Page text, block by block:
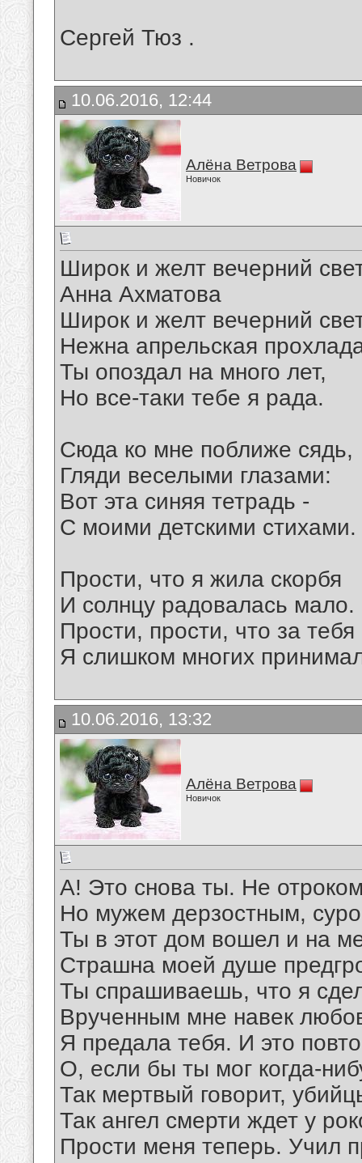
Сергей Тюз .
10.06.2016, 12:44
Алёна Ветрова
Новичок
Широк и желт вечерний
Анна Ахматова
Широк и желт вечерний
Нежна апрельская
Ты опоздал на много лет,
Но все-таки тебе я рада.
Сюда ко мне поближе сядь,
Гляди веселыми глазами:
Вот эта синяя тетрадь -
С моими детскими стихами.
Прости, что я жила скорбя
И солнцу радовалась мало.
Прости, прости, что за тебя
Я слишком многих
10.06.2016, 13:32
Алёна Ветрова
Новичок
А! Это снова ты. Не
Но мужем дерзостным,
Ты в этот дом вошел и на
Страшна моей душе
Ты спрашиваешь, что я
Врученным мне навек
Я предала тебя. И это
О, если бы ты мог когда-
Так мертвый говорит,
Так ангел смерти ждет у
Прости меня теперь. Учил